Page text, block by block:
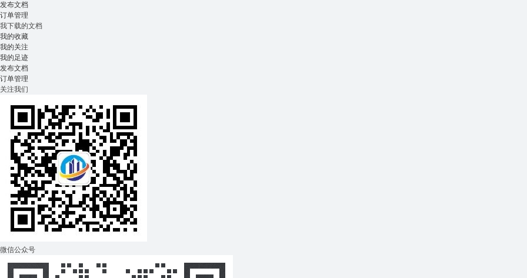
发布文档
订单管理
我下载的文档
我的收藏
我的关注
我的足迹
发布文档
订单管理
关注我们
微信公众号